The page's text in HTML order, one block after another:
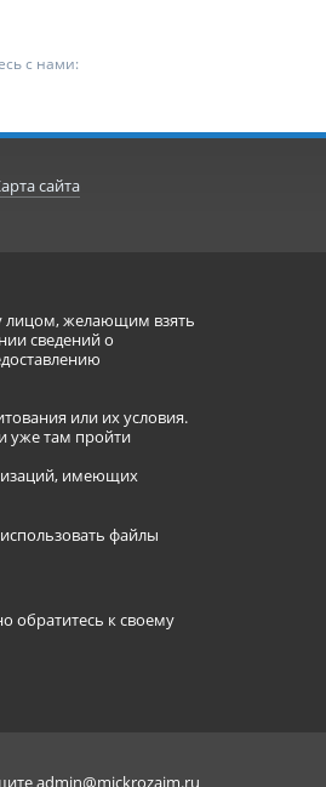
с нами:
сайта
лицом, желающим взять
сведений о
или их условия.
уже там пройти
имеющих
файлы
обратитесь к своему
admin@mickrozaim.ru